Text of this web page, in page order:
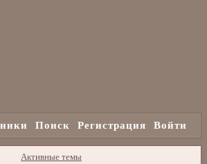
Поиск Регистрация Войти
Активные темы